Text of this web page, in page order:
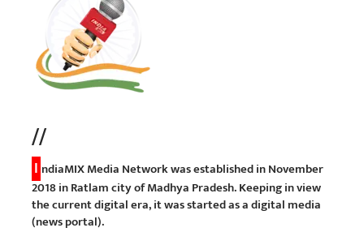
//
I ndiaMIX Media Network was established in November
2018 in Ratlam city of Madhya Pradesh. Keeping in view
the current digital era, it was started as a digital media
(news portal).